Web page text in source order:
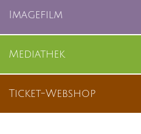
Imagefilm
Mediathek
Ticket-Webshop